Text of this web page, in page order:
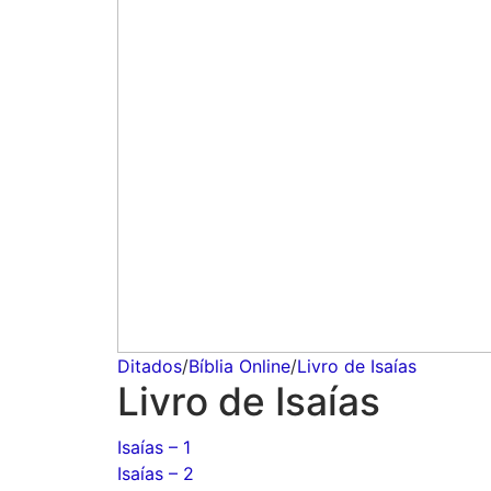
Ditados/Bíblia Online/Livro de Isaías
Livro de Isaías
Isaías – 1
Isaías – 2